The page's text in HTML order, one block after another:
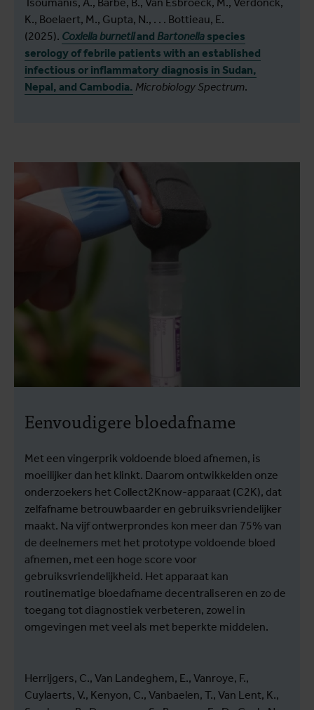
K., Boelaert, M., Gupta, N., . . . Bottieau, E.
(2025). Coxiella burnetiiand Bartonella species
serology of febrile patients with an established
infectious or inflammatory diagnosis in Sudan,
Nepal, and Cambodia. Microbiology Spectrum.
Eenvoudigere bloedafname
Met een vingerprik voldoende bloed afnemen, is
moeilijker dan het klinkt. Daarom ontwikkelden onze
onderzoekers het Collect2Know-apparaat (C2K), dat
zelfafname betrouwbaarder en gebruiksvriendelijker
maakt. Na vijf ontwerprondes kon meer dan 75% van
de deelnemers met het prototype voldoende bloed
afnemen, met een hoge score voor
gebruiksvriendelijkheid. Het apparaat kan
routinematige bloedafname decentraliseren en zo de
toegang tot diagnostiek verbeteren, zowel in
omgevingen met veel als met beperkte middelen.
Herrijgers, C., Van Landeghem, E., Vanroye, F.,
Cuylaerts, V., Kenyon, C., Vanbaelen, T., Van Lent, K.,